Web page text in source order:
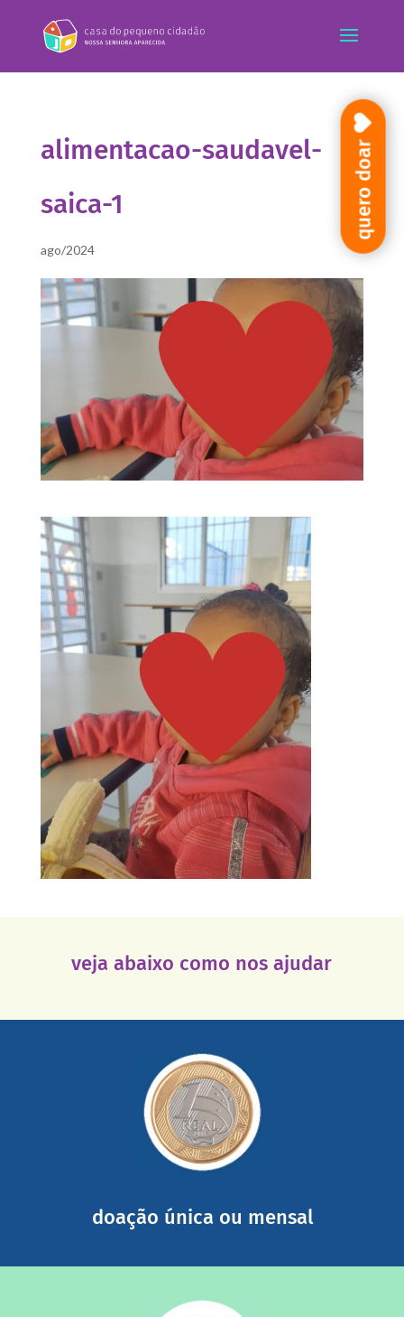
alimentacao-saudavel-
saica-1
ago/2024
veja abaixo como nos ajudar
doação única ou mensal
mail mostrando tudo o que fizemos com a sua ajuda
somada a de outras pessoas.
saiba mais
quero doar